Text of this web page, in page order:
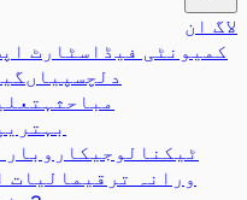
لاگ ان
کمیونٹی فیڈاسٹارٹ
دلچسپیاں
مباحثہ
بہتری
ٹیکنالوجیکاروبار
ورانہ ترقیمالیات